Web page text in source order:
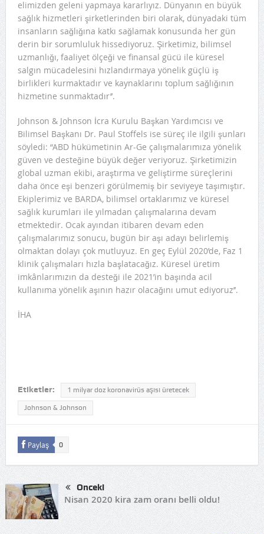
elimizden geleni yapmaya kararlıyız. Dünyanın en büyük
sağlık hizmetleri şirketlerinden biri olarak, dünyadaki tüm
insanların sağlığına katkı sağlamak konusunda her gün
derin bir sorumluluk hissediyoruz. Şirketimiz, bilimsel
uzmanlığı, faaliyet ölçeği ve finansal gücü ile küresel
salgın mücadelesini hızlandırmaya yönelik güçlü iş
birlikleri kurmaktadır ve kaynaklarını toplum sağlığının
hizmetine sunmaktadır’’.
Johnson & Johnson İcra Kurulu Başkan Yardımcısı ve
Bilimsel Başkanı Dr. Paul Stoffels ise süreç ile ilgili şunları
söyledi: “ABD hükümetinin Ar-Ge çalışmalarımıza yönelik
güven ve desteğine büyük değer veriyoruz. Şirketimizin
global uzman ekibi, araştırma ve geliştirme süreçlerini
daha önce eşi benzeri görülmemiş bir seviyeye taşımıştır.
Ekiplerimiz ve BARDA, bilimsel ortaklarımız ve küresel
sağlık kurumları ile yılmadan çalışmalarına devam
etmektedir. Ocak ayından itibaren devam eden
çalışmalarımız sonucu, bugün bir aşı adayı belirlemiş
olmaktan dolayı çok mutluyuz. En geç Eylül 2020’de, Faz 1
klinik çalışmaları hızla başlatacağız. Küresel üretim
imkânlarımızın da desteği ile 2021’in başında acil
kullanıma yönelik aşının hazır olacağını umut ediyoruz’’.
İHA
Etiketler: 1 milyar doz koronavirüs aşısı üretecek
Johnson & Johnson
Paylaş 0
Önceki
Nisan 2020 kira zam oranı belli oldu!